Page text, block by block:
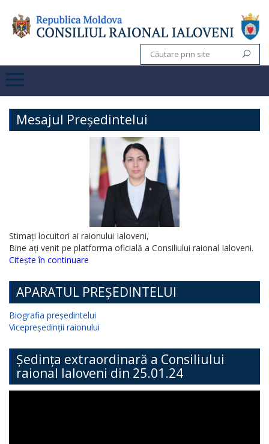
Mesajul Președintelui
Stimați locuitori ai raionului Ialoveni,
Bine ați venit pe platforma oficială a Consiliului raional Ialoveni.
Citește în continuare
APARATUL PREȘEDINTELUI
Biografia președintelui
Vicepreședinții raionului
Ședința extraordinară a Consiliului
raional Ialoveni din 25.01.24